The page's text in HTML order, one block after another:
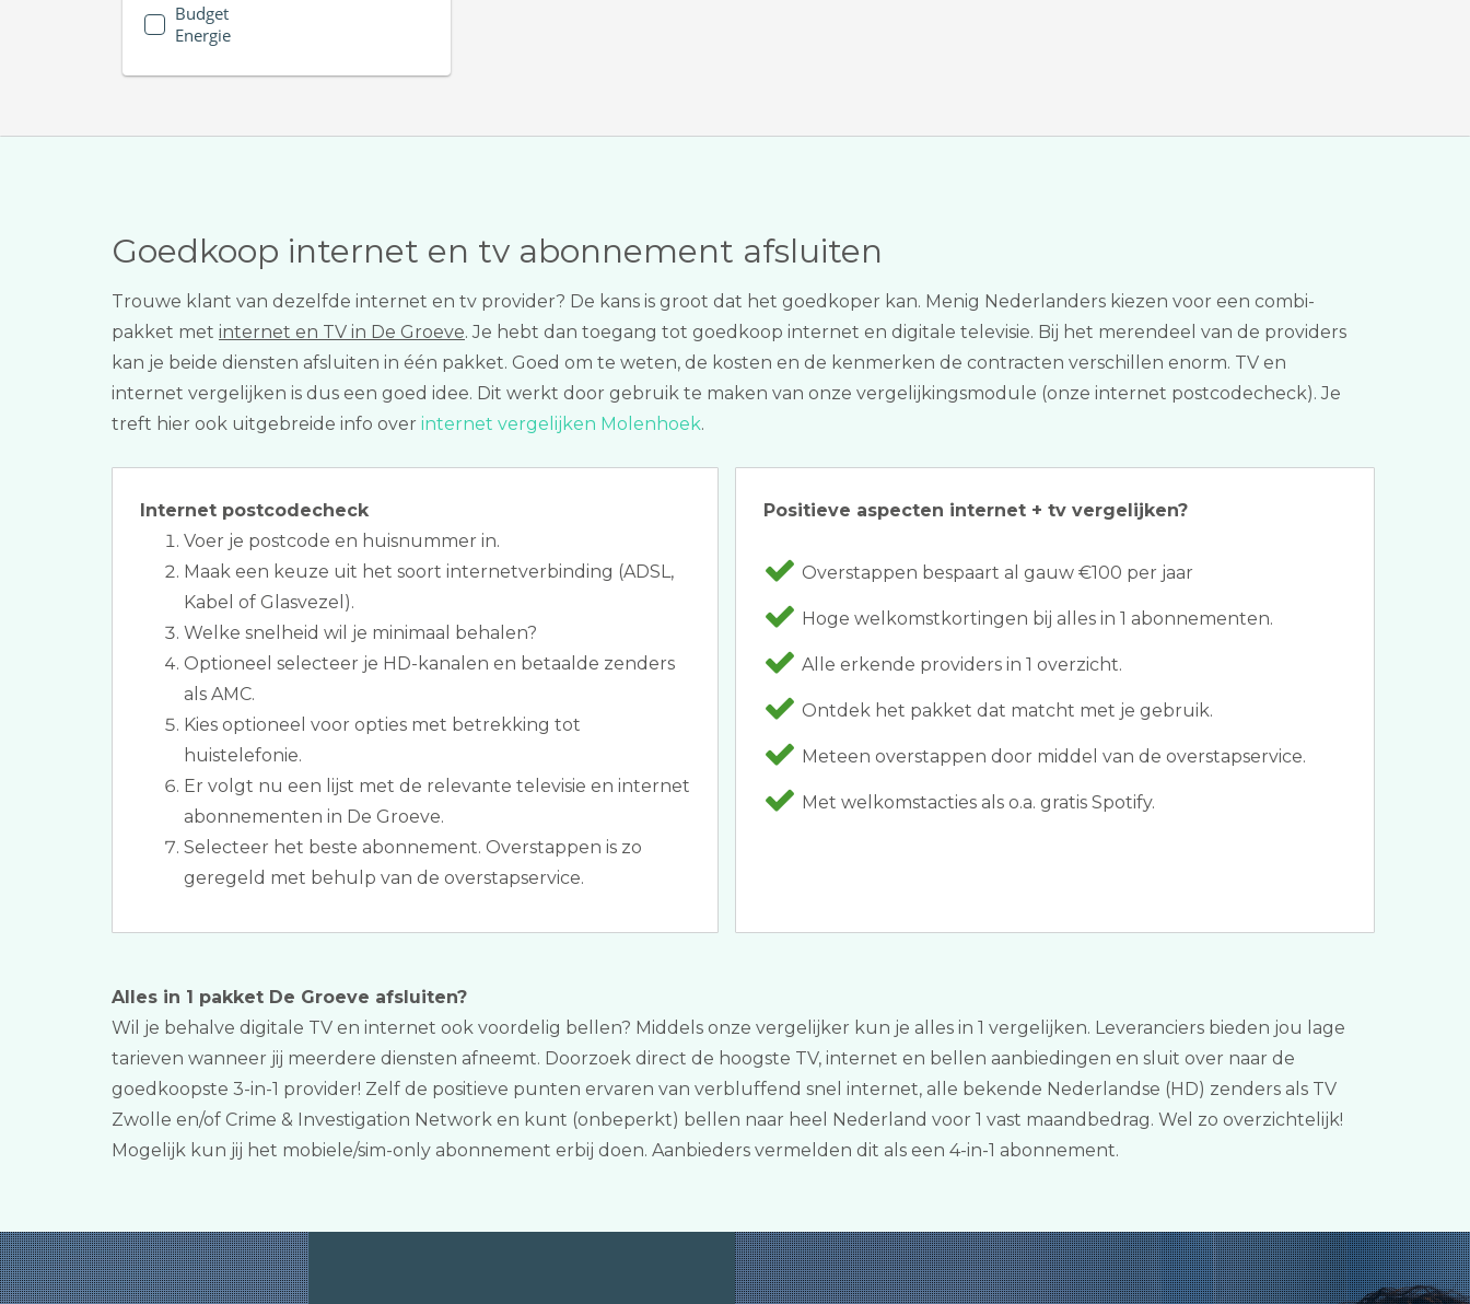
Budget
Energie
Goedkoop internet en tv abonnement afsluiten
Trouwe klant van dezelfde internet en tv provider? De kans is groot dat het goedkoper kan. Menig Nederlanders kiezen voor een combi-
pakket met internet en TV in De Groeve. Je hebt dan toegang tot goedkoop internet en digitale televisie. Bij het merendeel van de providers
kan je beide diensten afsluiten in één pakket. Goed om te weten, de kosten en de kenmerken de contracten verschillen enorm. TV en
internet vergelijken is dus een goed idee. Dit werkt door gebruik te maken van onze vergelijkingsmodule (onze internet postcodecheck). Je
treft hier ook uitgebreide info over internet vergelijken Molenhoek.
Internet postcodecheck
Voer je postcode en huisnummer in.
Maak een keuze uit het soort internetverbinding (ADSL,
Kabel of Glasvezel).
Welke snelheid wil je minimaal behalen?
Optioneel selecteer je HD-kanalen en betaalde zenders
als AMC.
Kies optioneel voor opties met betrekking tot
huistelefonie.
Er volgt nu een lijst met de relevante televisie en internet
abonnementen in De Groeve.
Selecteer het beste abonnement. Overstappen is zo
geregeld met behulp van de overstapservice.
Positieve aspecten internet + tv vergelijken?
Overstappen bespaart al gauw €100 per jaar
Hoge welkomstkortingen bij alles in 1 abonnementen.
Alle erkende providers in 1 overzicht.
Ontdek het pakket dat matcht met je gebruik.
Meteen overstappen door middel van de overstapservice.
Met welkomstacties als o.a. gratis Spotify.
Alles in 1 pakket De Groeve afsluiten?
Wil je behalve digitale TV en internet ook voordelig bellen? Middels onze vergelijker kun je alles in 1 vergelijken. Leveranciers bieden jou lage
tarieven wanneer jij meerdere diensten afneemt. Doorzoek direct de hoogste TV, internet en bellen aanbiedingen en sluit over naar de
goedkoopste 3-in-1 provider! Zelf de positieve punten ervaren van verbluffend snel internet, alle bekende Nederlandse (HD) zenders als TV
Zwolle en/of Crime & Investigation Network en kunt (onbeperkt) bellen naar heel Nederland voor 1 vast maandbedrag. Wel zo overzichtelijk!
Mogelijk kun jij het mobiele/sim-only abonnement erbij doen. Aanbieders vermelden dit als een 4-in-1 abonnement.